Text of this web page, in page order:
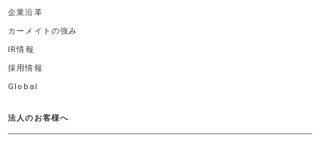
企業沿革
カーメイトの強み
IR情報
採用情報
Global
法人のお客様へ